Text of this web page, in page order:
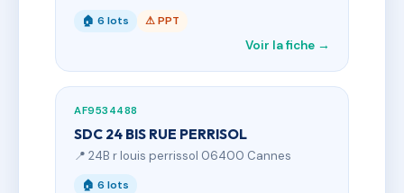
🏠 6 lots ⚠ PPT
Voir la fiche →
AF9534488
SDC 24 BIS RUE PERRISOL
📍 24B r louis perrissol 06400 Cannes
🏠 6 lots